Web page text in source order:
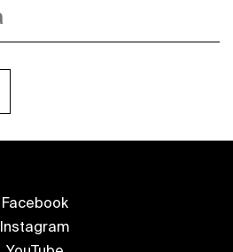
Facebook
Instagram